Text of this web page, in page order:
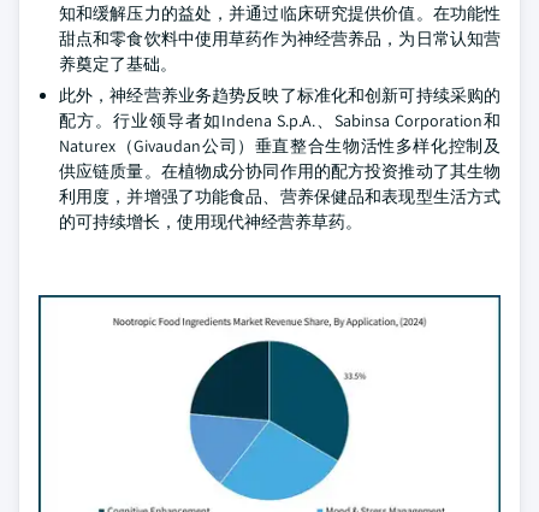
知和缓解压力的益处，并通过临床研究提供价值。在功能性
甜点和零食饮料中使用草药作为神经营养品，为日常认知营
养奠定了基础。
此外，神经营养业务趋势反映了标准化和创新可持续采购的
配方。行业领导者如Indena S.p.A.、Sabinsa Corporation和
Naturex（Givaudan公司）垂直整合生物活性多样化控制及
供应链质量。在植物成分协同作用的配方投资推动了其生物
利用度，并增强了功能食品、营养保健品和表现型生活方式
的可持续增长，使用现代神经营养草药。